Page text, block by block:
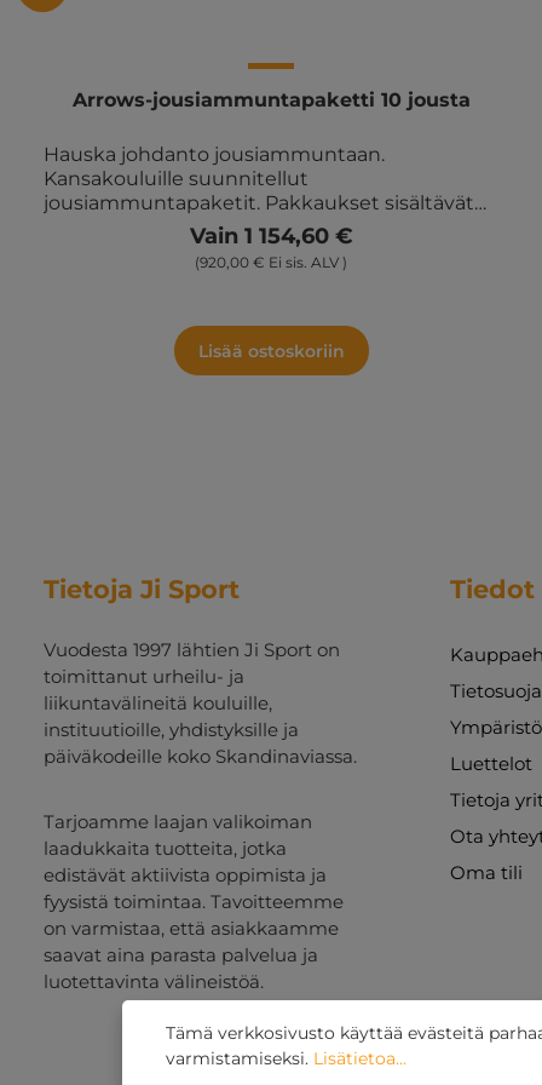
Arrows-jousiammuntapaketti 10 jousta
Hauska johdanto jousiammuntaan.
Kansakouluille suunnitellut
jousiammuntapaketit. Pakkaukset sisältävät
helppoja ideoita harjoituksiin ja kilpailuihin,
joita voidaan käyttää liikuntatunneilla,
oppiainerajat ylittäen ja vapaa-ajan kerhoissa
laukku. Sisältää 10 jousta, 30 imukuppinuolta ja
5 jalallista taulua.
Vain 1 154,60 €
(920,00 € Ei sis. ALV )
Lisää ostoskoriin
Tietoja Ji Sport
Vuodesta 1997 lähtien Ji Sport on
toimittanut urheilu- ja
liikuntavälineitä kouluille,
instituutioille, yhdistyksille ja
päiväkodeille koko Skandinaviassa.
Tarjoamme laajan valikoiman
laadukkaita tuotteita, jotka
edistävät aktiivista oppimista ja
fyysistä toimintaa. Tavoitteemme
on varmistaa, että asiakkaamme
saavat aina parasta palvelua ja
luotettavinta välineistöä.
Tiedot
Ympäristö
Luettelot
Tietoja
Ota
Oma tili
Tämä verkkosivusto käyttää evästeitä
varmistamiseksi. Lisätietoa...